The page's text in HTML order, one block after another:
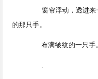
窗帘浮动，透进来
的那只手。
布满皱纹的一只手